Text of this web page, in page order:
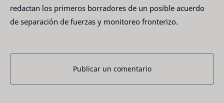
redactan los primeros borradores de un posible acuerdo
de separación de fuerzas y monitoreo fronterizo.
Publicar un comentario